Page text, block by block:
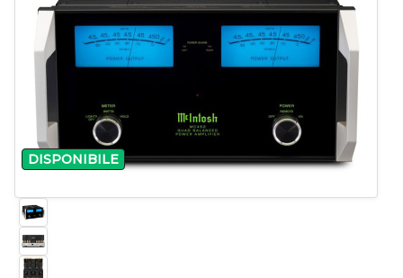
DISPONIBILE